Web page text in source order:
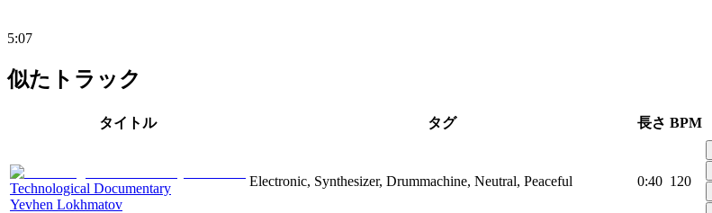
5:07
似たトラック
タイトル タグ 長さ BPM
Technological Documentary
Yevhen Lokhmatov
Electronic, Synthesizer, Drummachine, Neutral, Peaceful 0:40 120